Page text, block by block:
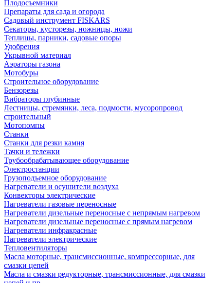
Плодосъемники
Препараты для сада и огорода
Садовый инструмент FISKARS
Секаторы, кусторезы, ножницы, ножи
Теплицы, парники, садовые опоры
Удобрения
Укрывной материал
Аэраторы газона
Мотобуры
Строительное оборудование
Бензорезы
Вибраторы глубинные
Лестницы, стремянки, леса, подмости, мусоропровод
строительный
Мотопомпы
Станки
Станки для резки камня
Тачки и тележки
Трубообрабатывающее оборудование
Электростанции
Грузоподъемное оборудование
Нагреватели и осушители воздуха
Конвекторы электрические
Нагреватели газовые переносные
Нагреватели дизельные переносные с непрямым нагревом
Нагреватели дизельные переносные с прямым нагревом
Нагреватели инфракрасные
Нагреватели электрические
Тепловентиляторы
Масла моторные, трансмиссионные, компрессорные, для
смазки цепей
Масла и смазки редукторные, трансмиссионные, для смазки